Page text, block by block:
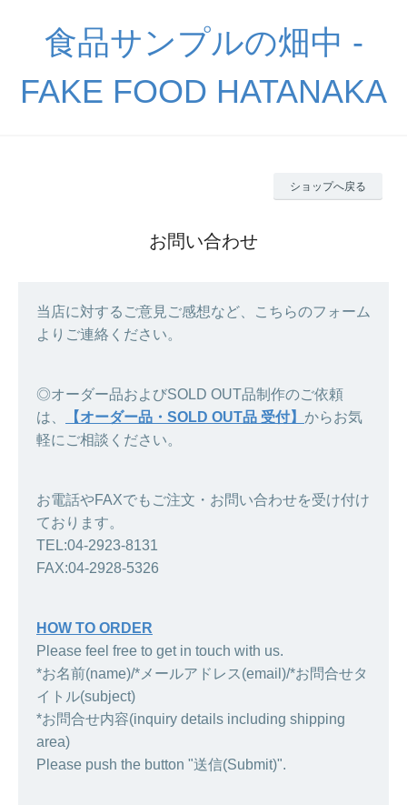
食品サンプルの畑中 -
FAKE FOOD HATANAKA
ショップへ戻る
お問い合わせ
当店に対するご意見ご感想など、こちらのフォーム
よりご連絡ください。
◎オーダー品およびSOLD OUT品制作のご依頼
は、
【オーダー品・SOLD OUT品 受付】 からお気
軽にご相談ください。
お電話やFAXでもご注文・お問い合わせを受け付け
ております。
TEL:04-2923-8131
FAX:04-2928-5326
HOW TO ORDER
Please feel free to get in touch with us.
*お名前(name)/*メールアドレス(email)/*お問合せタ
イトル(subject)
*お問合せ内容(inquiry details including shipping
area)
Please push the button "送信(Submit)".